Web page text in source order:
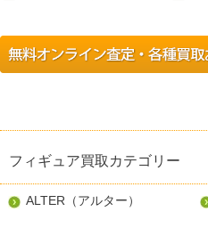
フィギュア買取カテゴリー
ALTER（アルター）